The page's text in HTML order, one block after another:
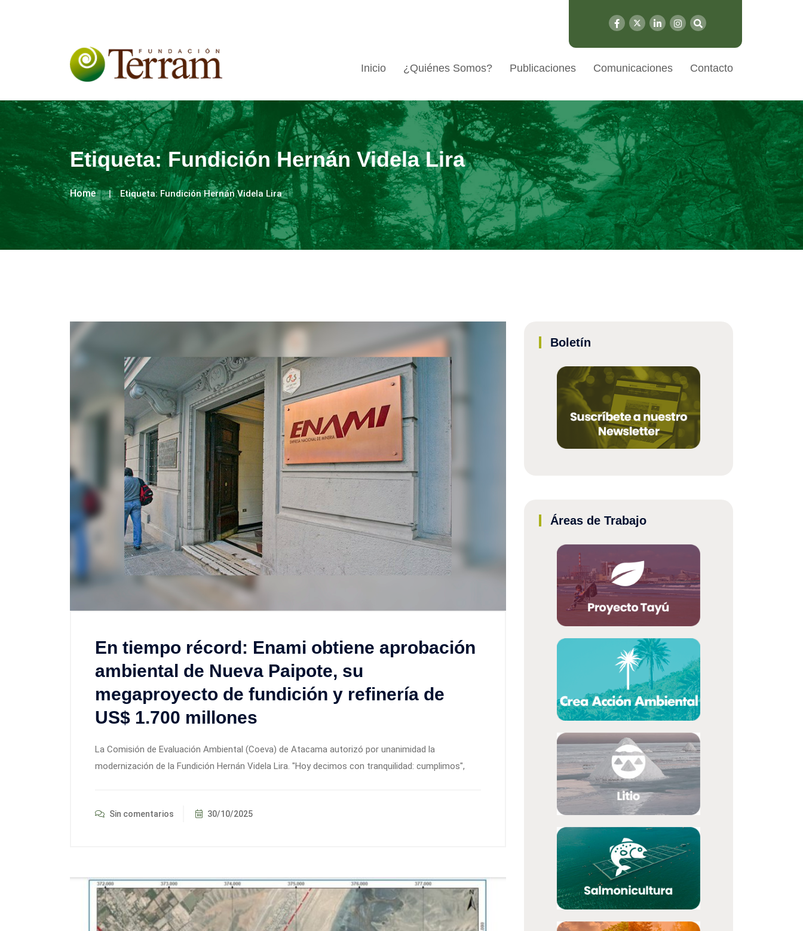
Inicio ¿Quiénes Somos? Publicaciones Comunicaciones Contacto
Etiqueta:Fundición Hernán Videla Lira
Home Etiqueta:Fundición Hernán Videla Lira
En tiempo récord: Enami obtiene aprobación
ambiental de Nueva Paipote, su
megaproyecto de fundición y refinería de
US$ 1.700 millones
La Comisión de Evaluación Ambiental (Coeva) de Atacama autorizó por unanimidad la
modernización de la Fundición Hernán Videla Lira. "Hoy decimos con tranquilidad: cumplimos",
Sin comentarios 30/10/2025
Boletín
Áreas de Trabajo